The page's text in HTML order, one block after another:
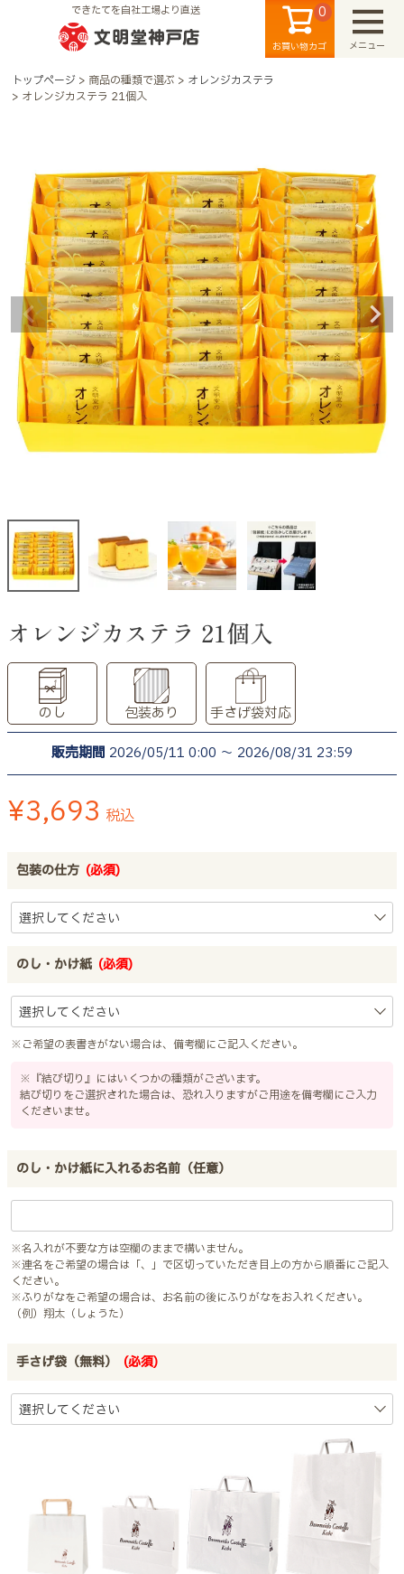
できたてを自社工場より直送
お買い物カゴ
0
メニュー
検索
トップページ 商品の種類で選ぶ
オレンジカステラ
オレンジカステラ 21個入
オレンジカステラ 21個入
のし 包装あり
手さげ袋対応
販売期間 2026/05/11 0:00 〜 2026/08/31 23:59
¥3,693 税込
包装の仕方 (必須)
のし・かけ紙 (必須)
※ご希望の表書きがない場合は、備考欄にご記入ください。
※『結び切り』にはいくつかの種類がございます。
結び切りをご選択された場合は、恐れ入りますがご用途を備考欄にご入力
くださいませ。
のし・かけ紙に入れるお名前（任意）
※名入れが不要な方は空欄のままで構いません。
※連名をご希望の場合は「、」で区切っていただき目上の方から順番にご記入
ください。
※ふりがなをご希望の場合は、お名前の後にふりがなをお入れください。
（例）翔太（しょうた）
手さげ袋（無料） (必須)